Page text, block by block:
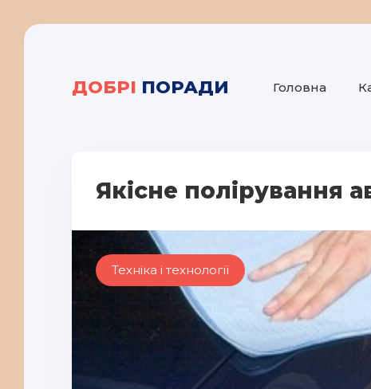
ДОБРІ ПОРАДИ Головна
Якісне полірування
Техніка і технології